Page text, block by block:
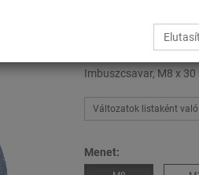
Belső
Imbuszcsavar, M8 x
Változatok listaként
Menet: